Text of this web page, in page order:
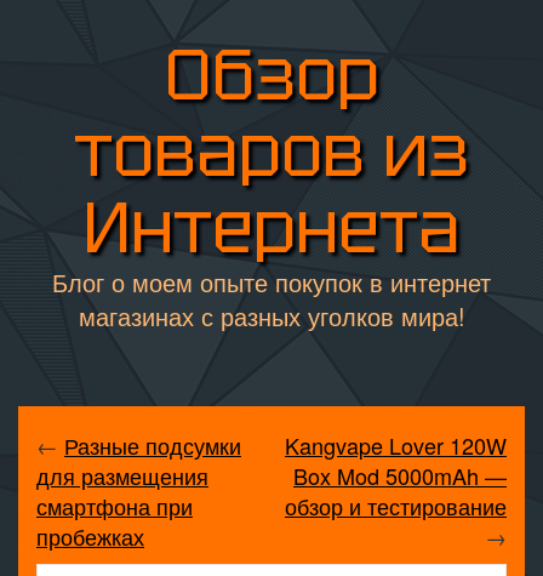
Обзор
товаров из
Интернета
Блог о моем опыте покупок в интернет
магазинах с разных уголков мира!
← Разные подсумки
для размещения
смартфона при
пробежках
Kangvape Lover 120W
Box Mod 5000mAh —
обзор и тестирование
→